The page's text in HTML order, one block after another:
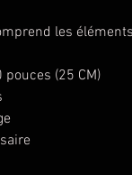
les
(25 CM)